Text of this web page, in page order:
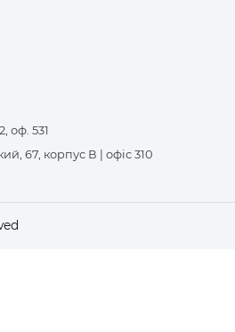
оф. 531
67, корпус В | офіс 310